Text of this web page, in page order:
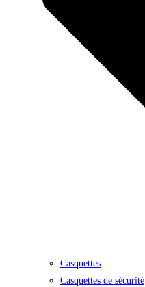
Casquettes
Casquettes de sécurité